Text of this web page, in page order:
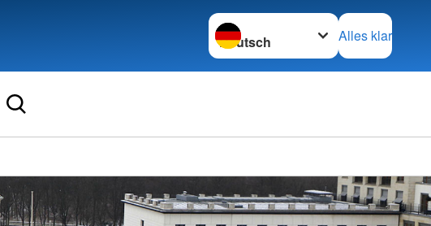
Sprache wechseln zu
Alles klar